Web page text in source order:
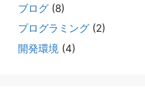
ブログ(8)
プログラミング(2)
開発環境 (4)